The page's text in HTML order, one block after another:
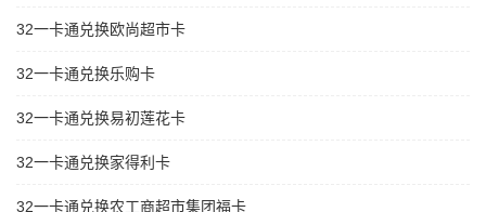
32一卡通兑换欧尚超市卡
32一卡通兑换乐购卡
32一卡通兑换易初莲花卡
32一卡通兑换家得利卡
32一卡通兑换农工商超市集团福卡